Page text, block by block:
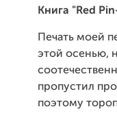
Книга "Red
Печать моей
этой осенью,
пропустил
поэтому